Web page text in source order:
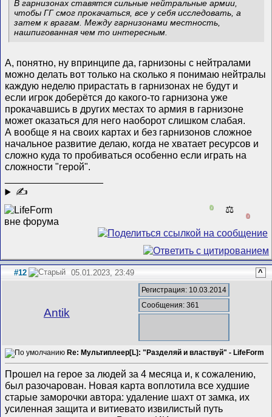
В гарнизонах ставятся сильные нейтральные армии,
чтобы ГГ смог прокачаться, все у себя исследовать, а
затем к врагам. Между гарнизонами местность,
нашпигованная чем то интересным.
А, понятно, ну впринципе да, гарнизоны с нейтралами
можно делать вот только на сколько я понимаю нейтралы
каждую неделю прирастать в гарнизонах не будут и
если игрок доберётся до какого-то гарнизона уже
прокачавшись в других местах то армия в гарнизоне
может оказаться для него наоборот слишком слабая.
А вообще я на своих картах и без гарнизонов сложное
начальное развитие делаю, когда не хватает ресурсов и
сложно куда то пробиваться особенно если играть на
сложности "герой".
✍
0 ⚖️
0
#12 05.01.2023, 23:49 ^
Antik
Регистрация: 10.03.2014
Сообщения: 361
Re: Мультиплеер[L]: "Разделяй и властвуй" - LifeForm
Прошел на герое за людей за 4 месяца и, к сожалению,
был разочарован. Новая карта воплотила все худшие
старые заморочки автора: удаление шахт от замка, их
усиленная защита и витиевато извилистый путь